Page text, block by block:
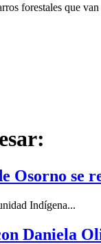
forestales que
Osorno se
Indígena...
Daniela